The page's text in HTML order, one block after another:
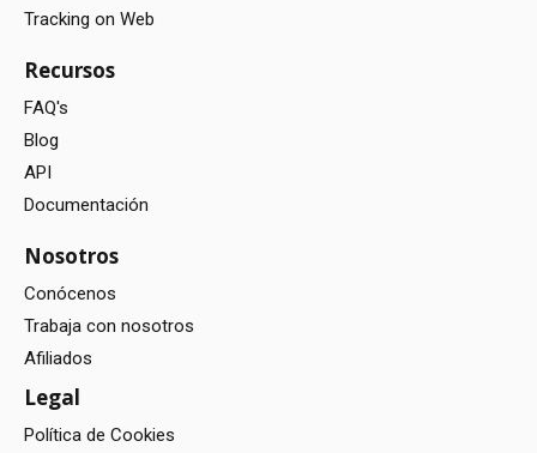
Tracking on Web
Recursos
FAQ's
Blog
API
Documentación
Nosotros
Conócenos
Trabaja con nosotros
Afiliados
Legal
Política de Cookies